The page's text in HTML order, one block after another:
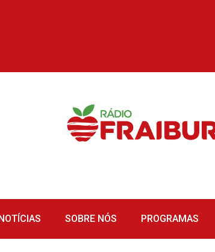
SOBRE NÓS PROGRAMAS